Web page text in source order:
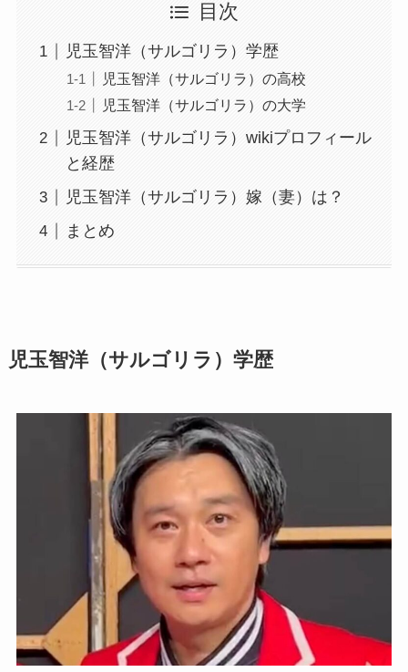
目次
児玉智洋（サルゴリラ）学歴
児玉智洋（サルゴリラ）の高校
児玉智洋（サルゴリラ）の大学
児玉智洋（サルゴリラ）wikiプロフィール
と経歴
児玉智洋（サルゴリラ）嫁（妻）は？
まとめ
児玉智洋（サルゴリラ）学歴